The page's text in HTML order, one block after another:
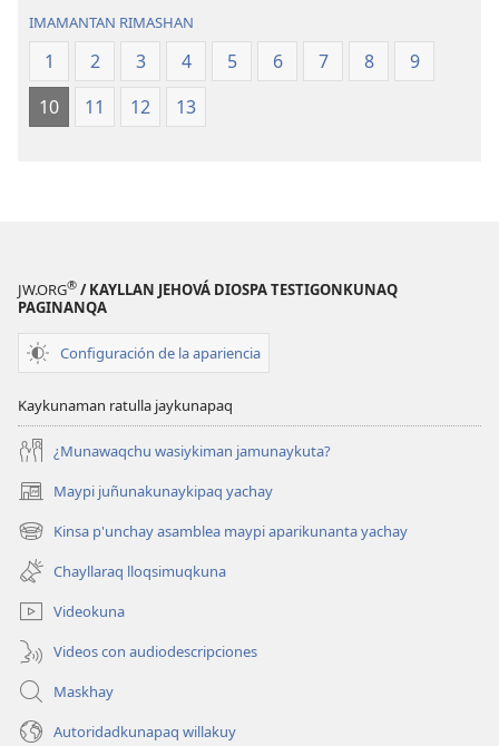
IMAMANTAN RIMASHAN
1 2 3 4 5 6 7 8
9
10
11 12 13
JW.ORG® / KAYLLAN JEHOVÁ DIOSPA TESTIGONKUNAQ
PAGINANQA
Configuración de la apariencia
Kaykunaman ratulla jaykunapaq
¿Munawaqchu wasiykiman jamunaykuta?
Maypi juñunakunaykipaq yachay
(abre
una
nueva
ventana)
Kinsa p'unchay asamblea maypi aparikunanta yachay
(abre
una
nueva
ventana)
Chayllaraq lloqsimuqkuna
Videokuna
Videos con audiodescripciones
Maskhay
Autoridadkunapaq willakuy